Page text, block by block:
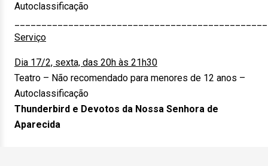
Autoclassificação
Serviço
Dia 17/2, sexta, das 20h às 21h30
Teatro – Não recomendado para menores de 12 anos –
Autoclassificação
Thunderbird e Devotos da Nossa Senhora de
Aparecida